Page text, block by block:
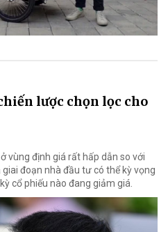
lược chọn lọc cho
vùng định giá rất hấp dẫn so với
đoạn nhà đầu tư có thể kỳ vọng
cổ phiếu nào đang giảm giá.